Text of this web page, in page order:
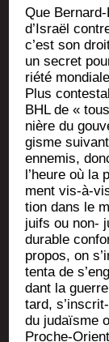
Que
d’Israël
c’est son
un secret
rié­té
Plus
BHL de «
nière du
gisme
enne­mis,
l’heure où la
ment vis-à-
tion dans le
juifs ou non-
durable
pro­pos, on
ten­ta de
dant la
tard,
du judaïsme
Proche-